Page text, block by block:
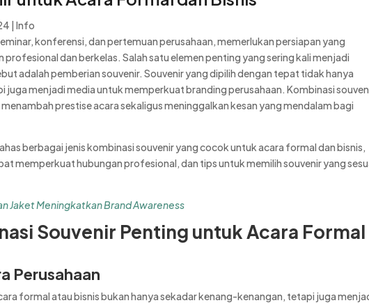
|Info
konferensi, dan pertemuan perusahaan, memerlukan persiapan yang
dan berkelas. Salah satu elemen penting yang sering kali menjadi
adalah pemberian souvenir. Souvenir yang dipilih dengan tepat tidak hanya
juga menjadi media untuk memperkuat branding perusahaan. Kombinasi
prestise acara sekaligus meninggalkan kesan yang mendalam bagi
berbagai jenis kombinasi souvenir yang cocok untuk acara formal dan bisnis,
memperkuat hubungan profesional, dan tips untuk memilih souvenir yang
Jaket Meningkatkan Brand Awareness
Souvenir Penting untuk Acara Formal
Perusahaan
formal atau bisnis bukan hanya sekadar kenang-kenangan, tetapi juga